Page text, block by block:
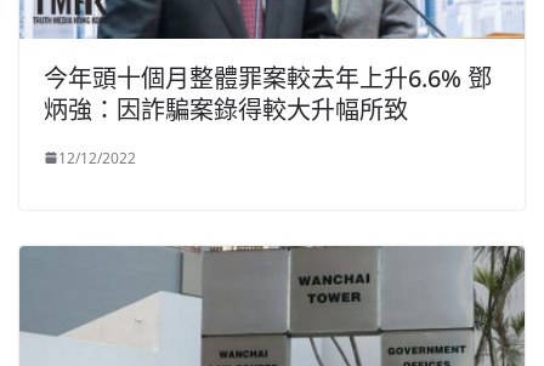
今年頭十個月整體罪案較去年上升6.6% 鄧
炳強：因詐騙案錄得較大升幅所致
12/12/2022